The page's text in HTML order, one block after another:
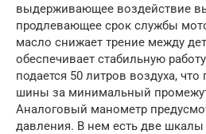
выдерживающее воздействие
продлевающее срок службы
масло снижает трение между
обеспечивает стабильную
подается 50 литров воздуха, что
шины за минимальный
Аналоговый манометр
давления. В нем есть две шкалы